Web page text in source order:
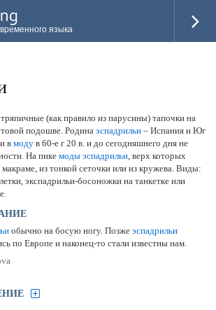
языка
тряпичные (как правило из парусины) тапочки на
подошве. Родина эспадрильи – Испания и Юг
в моду в 60-е г 20 в. и до сегодняшнего дня не
На пике моды эспадрильи, верх которых
макраме, из тонкой сеточки или из кружева. Виды:
экспадрильи-босоножки на танкетке или
обычно на босую ногу. Позже эспадрильи
по Европе и наконец-то стали известны нам.